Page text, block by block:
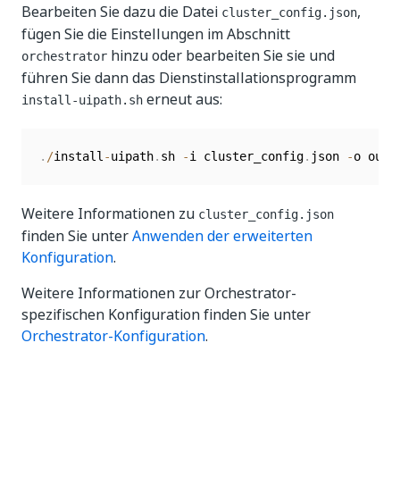
Bearbeiten Sie dazu die Datei cluster_config.json,
fügen Sie die Einstellungen im Abschnitt
orchestrator hinzu oder bearbeiten Sie sie und
führen Sie dann das Dienstinstallationsprogramm
install-uipath.sh erneut aus:
. /install -uipath. sh -i cluster_config. json -o
Weitere Informationen zu cluster_config.json
finden Sie unterAnwenden der erweiterten
Konfiguration.
Weitere Informationen zur Orchestrator-
spezifischen Konfiguration finden Sie unter
Orchestrator-Konfiguration.